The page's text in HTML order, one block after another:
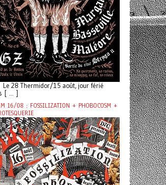
Le 28 Thermidor/15 août, jour férié
s [ ... ]
16/08 : FOSSILIZATION + PHOBOCOSM +